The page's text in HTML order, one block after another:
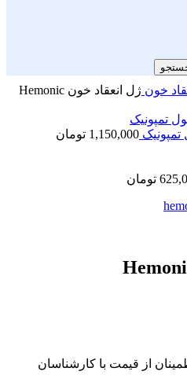
خون
ژل انعقاد خون Hemonic
1,150,000 تومان
تومان
از قیمت با کارشناسان